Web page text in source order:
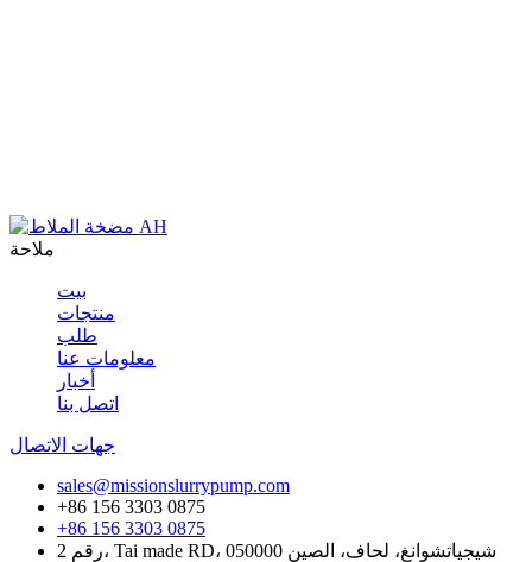
ملاحة
بيت
منتجات
طلب
معلومات عنا
أخبار
اتصل بنا
جهات الاتصال
sales@missionslurrypump.com
+86 156 3303 0875
+86 156 3303 0875
رقم 2، Tai made RD، شيجياتشوانغ، لحاف، الصين 050000